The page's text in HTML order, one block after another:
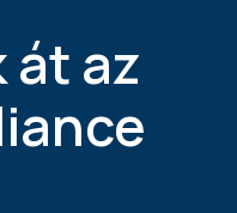
át az